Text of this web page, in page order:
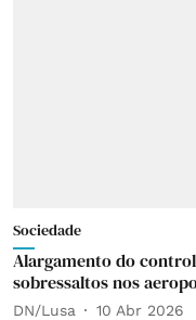
Sociedade
Alargamento do
sobressaltos nos
DN/Lusa 10 Abr 2026